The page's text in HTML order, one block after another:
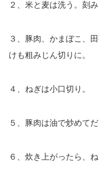
２、米と麦は洗う。刻
３、豚肉、かまぼこ、
けも粗みじん切りに。
４、ねぎは小口切り。
５、豚肉は油で炒めて
６、炊き上がったら、